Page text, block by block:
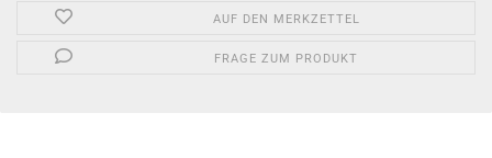
AUF DEN MERKZETTEL
FRAGE ZUM PRODUKT